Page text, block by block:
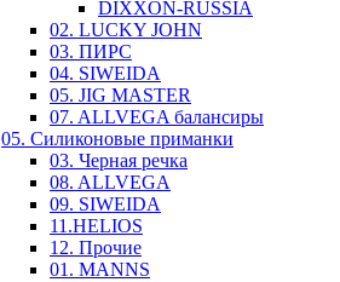
DIXXON-RUSSIA
02. LUCKY JOHN
03. ПИРС
04. SIWEIDA
05. JIG MASTER
07. ALLVEGA балансиры
05. Силиконовые приманки
03. Черная речка
08. ALLVEGA
09. SIWEIDA
11.HELIOS
12. Прочие
01. MANNS